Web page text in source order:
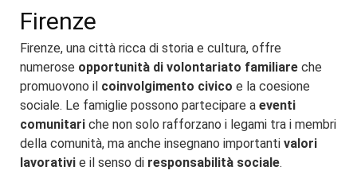
Firenze
Firenze, una città ricca di storia e cultura, offre
numerose opportunità di volontariato familiare che
promuovono il coinvolgimento civico e la coesione
sociale. Le famiglie possono partecipare a eventi
comunitari che non solo rafforzano i legami tra i membri
della comunità, ma anche insegnano importanti valori
lavorativi e il senso di responsabilità sociale.